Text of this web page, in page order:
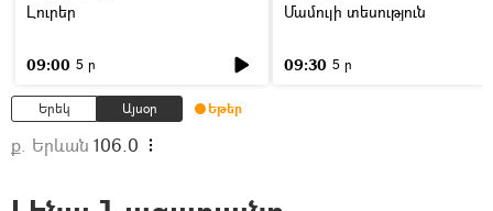
Լուրեր
09:00 5 ր
Մամուլի տեսություն
09:30 5 ր
Երեկ Այսօր Եթեր
ք. Երևան 106.0